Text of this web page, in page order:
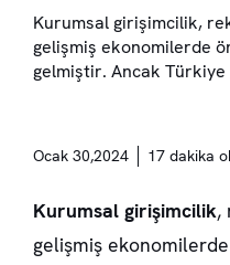
Kurumsal girişimcilik,
gelişmiş ekonomilerde
gelmiştir. Ancak Türkiye
Ocak 30,2024 17 dakika
Kurumsal girişimcilik,
gelişmiş